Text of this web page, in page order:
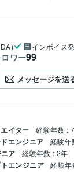
インボイス
ワー99
メッセージを送
イター 経験年数 :
エンジニア 経験年
ア 経験年数 : 2年
エンジニア 経験